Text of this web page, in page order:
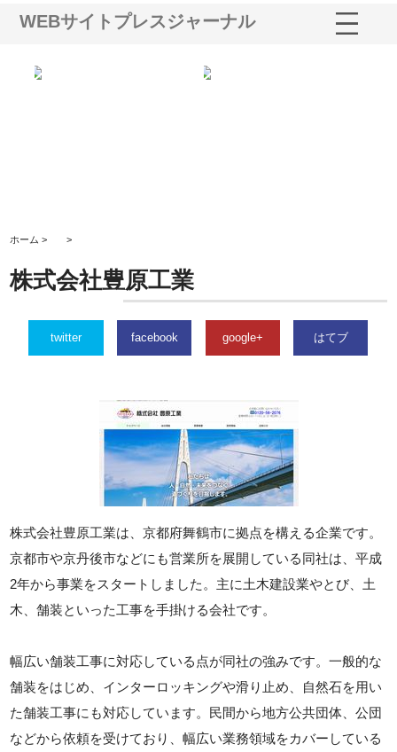
WEBサイトプレスジャーナル
ホーム > >
株式会社豊原工業
twitter facebook google+ はてブ
株式会社豊原工業は、京都府舞鶴市に拠点を構える企業です。
京都市や京丹後市などにも営業所を展開している同社は、平成
2年から事業をスタートしました。主に土木建設業やとび、土
木、舗装といった工事を手掛ける会社です。
幅広い舗装工事に対応している点が同社の強みです。一般的な
舗装をはじめ、インターロッキングや滑り止め、自然石を用い
た舗装工事にも対応しています。民間から地方公共団体、公団
などから依頼を受けており、幅広い業務領域をカバーしている